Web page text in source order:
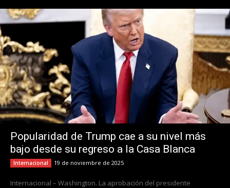
Popularidad de Trump cae a su nivel más
bajo desde su regreso a la Casa Blanca
Internacional 19 de noviembre de 2025
Internacional – Washington. La aprobación del presidente